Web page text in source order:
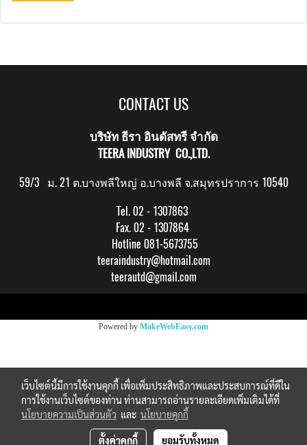
CONTACT US
บริษัท ธีรา อินดัสทรี จำกัด
TEERA INDUSTRY CO.,LTD.
59/3 ม. 21 ต.บางพลีใหญ่ อ.บางพลี จ.สมุทรปราการ 10540
Tel. 02 - 1307863
Fax. 02 - 1307864
Hotline 081-5673755
teeraindustry@hotmail.com
teerautd@gmail.com
Powered by MakeWebEasy.com
เว็บไซต์นี้มีการใช้งานคุกกี้ เพื่อเพิ่มประสิทธิภาพและประสบการณ์ที่ดีใน
การใช้งานเว็บไซต์ของท่าน ท่านสามารถอ่านรายละเอียดเพิ่มเติมได้ที่
นโยบายความเป็นส่วนตัว และ นโยบายคุกกี้
ตั้งค่าคุกกี้ ยอมรับทั้งหมด